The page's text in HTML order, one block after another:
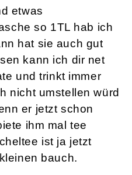
etwas
so 1TL hab ich
hat sie auch gut
kann ich dir net
und trinkt immer
nicht umstellen würd
er jetzt schon
ihm mal tee
ist ja jetzt
bauch.